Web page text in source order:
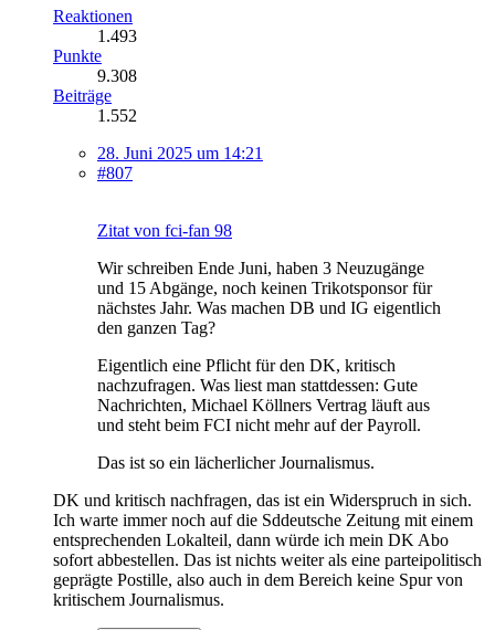
Reaktionen
1.493
Punkte
9.308
Beiträge
1.552
28. Juni 2025 um 14:21
#807
Zitat von fci-fan 98
Wir schreiben Ende Juni, haben 3 Neuzugänge
und 15 Abgänge, noch keinen Trikotsponsor für
nächstes Jahr. Was machen DB und IG eigentlich
den ganzen Tag?
Eigentlich eine Pflicht für den DK, kritisch
nachzufragen. Was liest man stattdessen: Gute
Nachrichten, Michael Köllners Vertrag läuft aus
und steht beim FCI nicht mehr auf der Payroll.
Das ist so ein lächerlicher Journalismus.
DK und kritisch nachfragen, das ist ein Widerspruch in sich.
Ich warte immer noch auf die Sddeutsche Zeitung mit einem
entsprechenden Lokalteil, dann würde ich mein DK Abo
sofort abbestellen. Das ist nichts weiter als eine parteipolitisch
geprägte Postille, also auch in dem Bereich keine Spur von
kritischem Journalismus.